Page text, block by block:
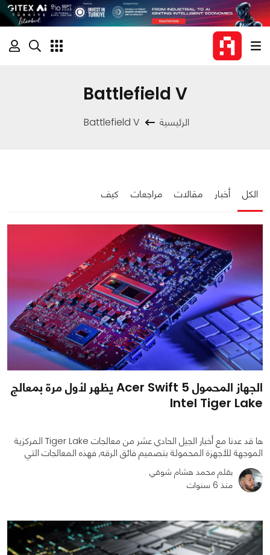
Battlefield V
الرئيسية Battlefield V
الكل أخبار مقالات مراجعات كيف
الجهاز المحمول Acer Swift 5 يظهر لأول مرة بمعالج
Intel Tiger Lake
ها قد عدنا مع أخبار الجيل الحادي عشر من معالجات Tiger Lake المركزية
الموجهة للأجهزة المحمولة بتصميم فائق الرقه, فهذه المعالجات التي
بقلم محمد هشام شوقي
منذ 6 سنوات